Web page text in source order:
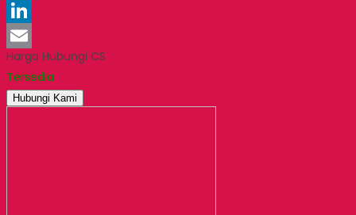
Pinterest
LinkedIn
Email
Harga Hubungi CS
Tersedia
Hubungi Kami